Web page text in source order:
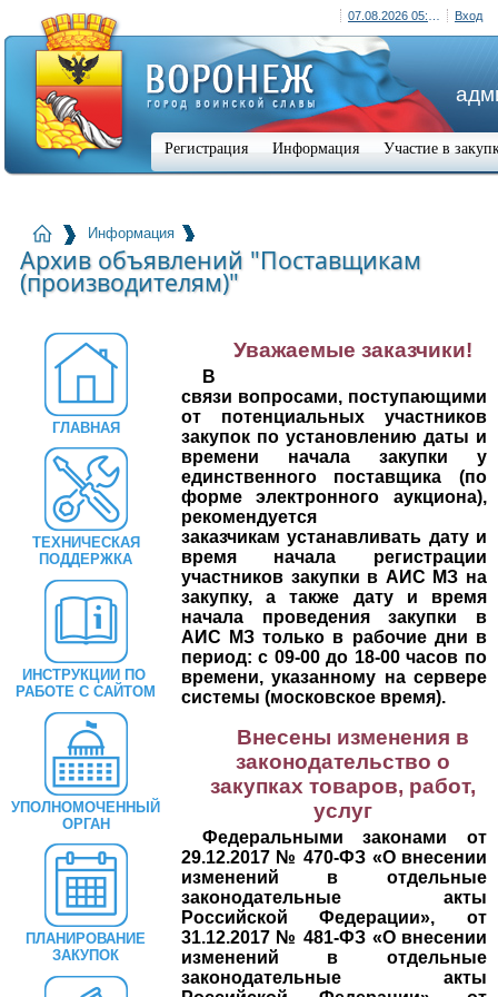
Вход
Регистрация Информация Участие в
Информация
Архив объявлений "Поставщикам
(производителям)"
ГЛАВНАЯ
ТЕХНИЧЕСКАЯ
ПОДДЕРЖКА
ИНСТРУКЦИИ ПО
РАБОТЕ С САЙТОМ
УПОЛНОМОЧЕННЫЙ
ОРГАН
ПЛАНИРОВАНИЕ
ЗАКУПОК
Уважаемые заказчики!
В
связи вопросами, поступающими
от потенциальных участников
закупок по установлению даты и
времени начала закупки у
единственного поставщика (по
форме электронного аукциона),
рекомендуется
заказчикамустанавливать дату и
время начала регистрации
участников закупки в АИС МЗ на
закупку, а также дату и время
начала проведения закупки в
АИС МЗ только в рабочие дни в
период: с 09-00 до 18-00 часов по
времени, указанному на сервере
системы (московское время).
Внесены изменения в
законодательство о
закупках товаров, работ,
услуг
Федеральными законами от
29.12.2017 № 470-ФЗ «О внесении
изменений в отдельные
законодательные акты
Российской Федерации», от
31.12.2017 № 481-ФЗ «О внесении
изменений в отдельные
законодательные акты